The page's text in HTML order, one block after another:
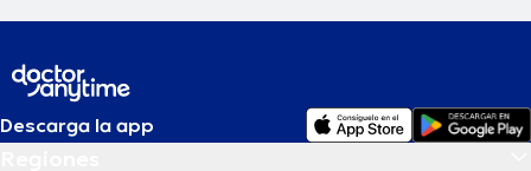
Descarga la app